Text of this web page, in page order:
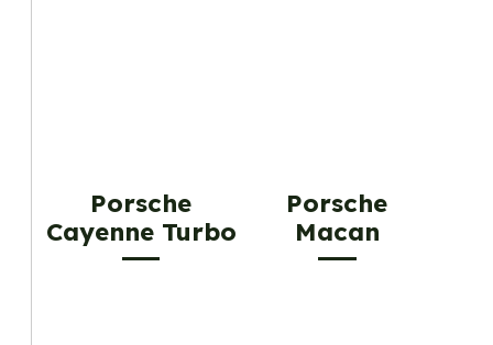
Porsche
Cayenne Turbo
Porsche
Macan